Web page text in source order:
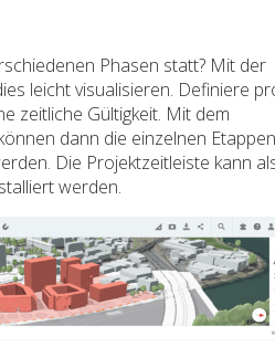
Phasen statt? Mit der
leicht visualisieren. Definiere
zeitliche Gültigkeit. Mit dem
dann die einzelnen Etappen
Die Projektzeitleiste kann
werden.